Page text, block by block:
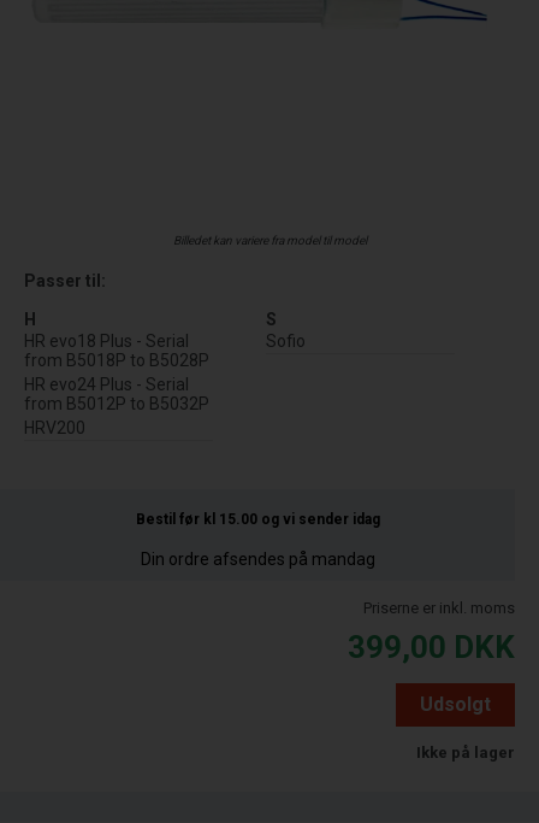
Billedet kan variere fra model til model
Passer til:
H
HR evo18 Plus - Serial
from B5018P to B5028P
HR evo24 Plus - Serial
from B5012P to B5032P
HRV200
S
Sofio
Bestil før kl 15.00 og vi sender idag
Din ordre afsendes på mandag
Priserne er inkl. moms
399,00 DKK
Udsolgt
Ikke på lager